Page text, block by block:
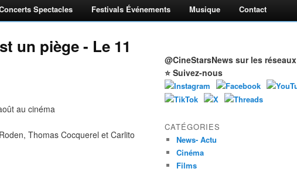
Spectacles Festivals Événements Musique Contact
un piège - Le 11
au cinéma
Thomas Cocquerel et Carlito
@CineStarsNews sur les réseaux
⭐ Suivez-nous
CATÉGORIES
News- Actu
Cinéma
Films